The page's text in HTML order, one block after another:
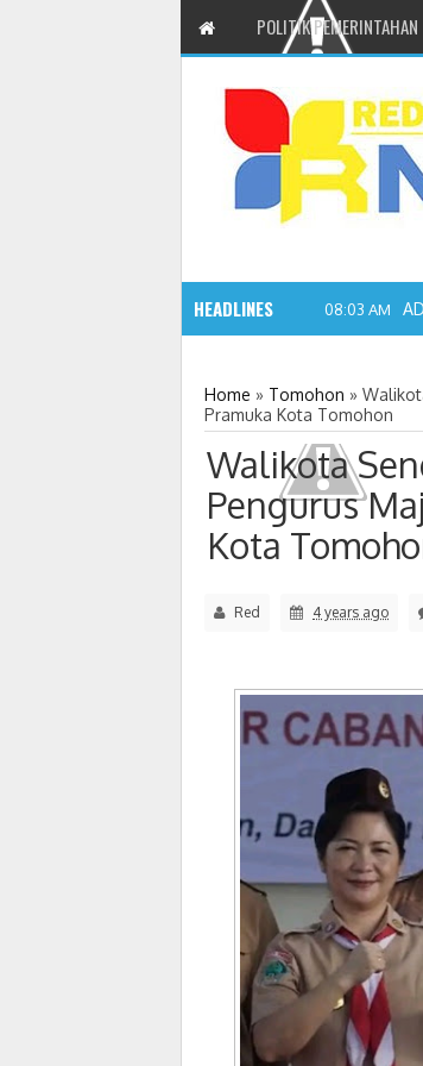
POLITIK PEMERINTAHAN
HEADLINES 08:03 AM
Home » Tomohon »
Pramuka Kota Tomohon
Walikota
Pengurus
Kota
Red 4 years ago